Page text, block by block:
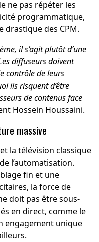
ne pas répéter les
programmatique,
drastique des CPM.
il s’agit plutôt d’une
diffuseurs doivent
contrôle de leurs
ils risquent d’être
de contenus face
Hossein Houssaini.
massive
la télévision classique
l’automatisation.
fin et une
la force de
doit pas être sous-
en direct, comme le
engagement unique